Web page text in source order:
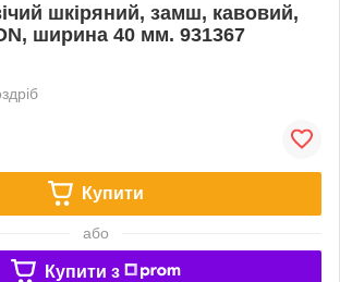
шкіряний, замш, кавовий,
ширина 40 мм. 931367
Купити
або
Купити з